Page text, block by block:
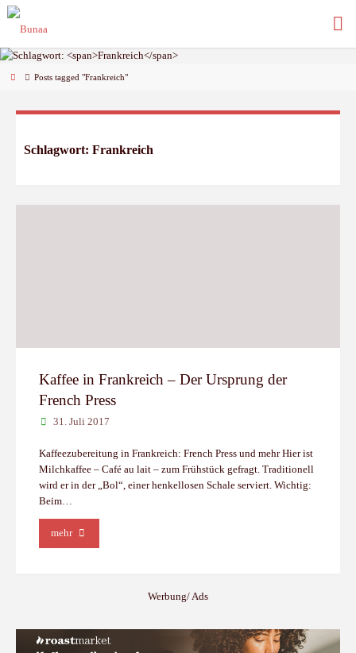
Skip
HomePosts tagged "Frankreich"
Schlagwort: Frankreich
Kaffee in Frankreich – Der Ursprung der
French Press
31. Juli 2017
Kaffeezubereitung in Frankreich: French Press und mehr Hier ist
Milchkaffee – Café au lait – zum Frühstück gefragt. Traditionell
wird er in der „Bol“, einer henkellosen Schale serviert. Wichtig:
Beim…
mehr"Kaffee
Werbung/ Ads